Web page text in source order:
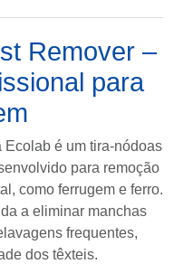
Remover –
para
Ecolabé um tira-nódoas
para remoção
como ferrugem e ferro.
a eliminar manchas
frequentes,
dos têxteis.